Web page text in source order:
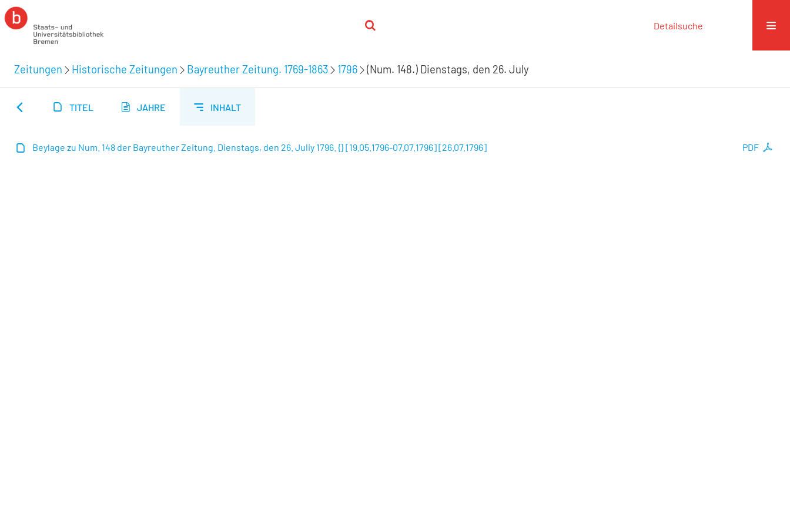
Detailsuche
Zeitungen Historische Zeitungen Bayreuther Zeitung. 1769-1863 1796 (Num. 148.) Dienstags, den 26. July
TITEL JAHRE INHALT
PDF
Beylage zu Num. 148 der Bayreuther Zeitung. Dienstags, den 26. Juliy 1796. {} [19.05.1796-07.07.1796] [26.07.1796]